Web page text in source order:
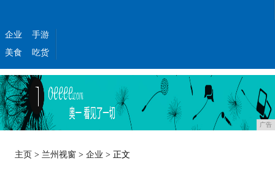
企业
手游
美食
吃货
广告
主页 > 兰州视窗 >企业 > 正文